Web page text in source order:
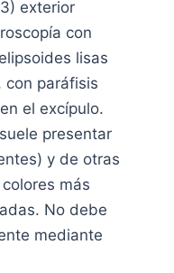
exterior
con
lisas
paráfisis
el excípulo.
presentar
y de otras
más
No debe
mediante